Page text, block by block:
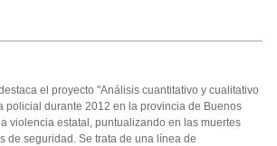
el proyecto "Análisis cuantitativo y cualitativo
durante 2012 en la provincia de Buenos
violencia estatal, puntualizando en las muertes
de seguridad. Se trata de una línea de